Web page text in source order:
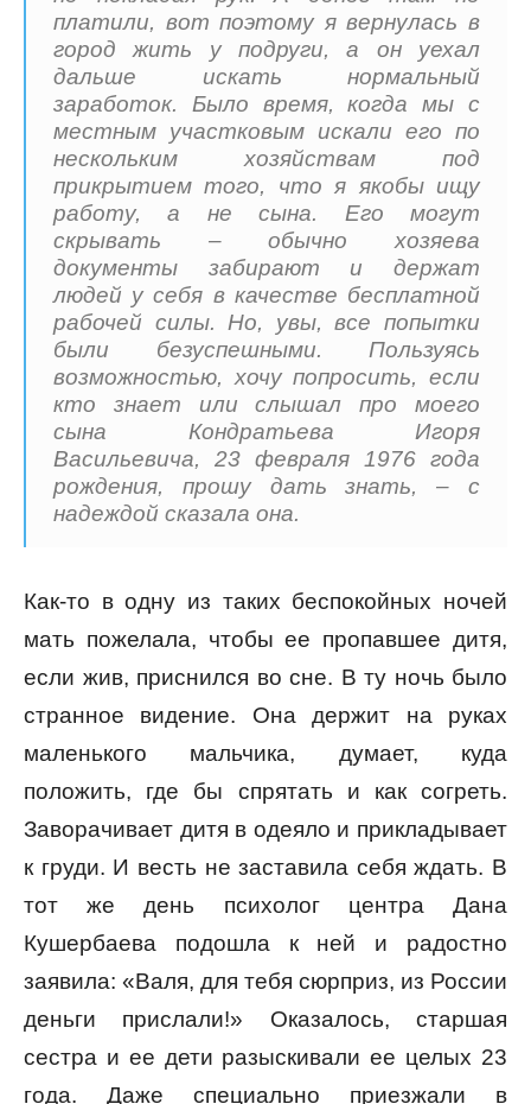
платили, вот поэтому я вернулась в
город жить у подруги, а он уехал
дальше искать нормальный
заработок. Было время, когда мы с
местным участковым искали его по
нескольким хозяйствам под
прикрытием того, что я якобы ищу
работу, а не сына. Его могут
скрывать – обычно хозяева
документы забирают и держат
людей у себя в качестве бесплатной
рабочей силы. Но, увы, все попытки
были безуспешными. Пользуясь
возможностью, хочу попросить, если
кто знает или слышал про моего
сына Кондратьева Игоря
Васильевича, 23 февраля 1976 года
рождения, прошу дать знать, – с
надеждой сказала она.
Как-то в одну из таких беспокойных ночей
мать пожелала, чтобы ее пропавшее дитя,
если жив, приснился во сне. В ту ночь было
странное видение. Она держит на руках
маленького мальчика, думает, куда
положить, где бы спрятать и как согреть.
Заворачивает дитя в одеяло и прикладывает
к груди. И весть не заставила себя ждать. В
тот же день психолог центра Дана
Кушербаева подошла к ней и радостно
заявила: «Валя, для тебя сюрприз, из России
деньги прислали!» Оказалось, старшая
сестра и ее дети разыскивали ее целых 23
года. Даже специально приезжали в